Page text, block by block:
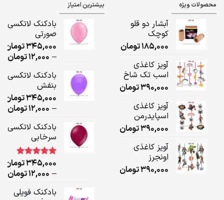
محصولات ویژه
آبشار دو قلو
کوچک
185,000تومان
آویز کاغذی
اسب تک شاخ
390,000تومان
آویز کاغذی
اسپایدرمن
390,000تومان
آویز کاغذی
اونجرز
390,000تومان
بیشترین امتیاز
بادکنک لاتکسی
صورتی
345,000تومان
–
12,000تومان
بادکنک لاتکسی
بنفش
345,000تومان
–
12,000تومان
بادکنک لاتکسی
سرخابی
امتیاز5.00
1
مشتری
345,000تومان
–
12,000تومان
بادکنک فویلی